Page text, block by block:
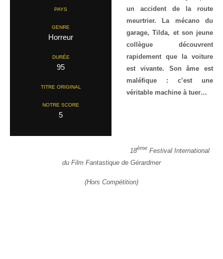
PAYS
GENRE
Horreur
DURÉE
95
TITRE ORIGINAL
NOTRE SCORE
5
un accident de la route
meurtrier. La mécano du
garage, Tilda, et son jeune
collègue découvrent
rapidement que la voiture
est vivante. Son âme est
maléfique : c’est une
véritable machine à tuer…
18ème Festival International
du Film Fantastique de Gérardmer
(Hors Compétition)